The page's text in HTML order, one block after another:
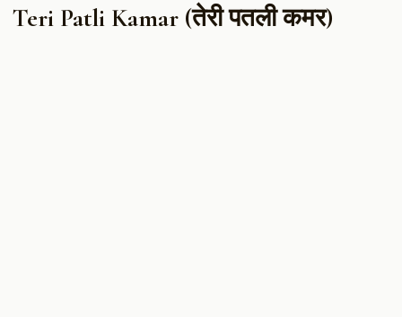
Teri Patli Kamar (तेरी पतली कमर)